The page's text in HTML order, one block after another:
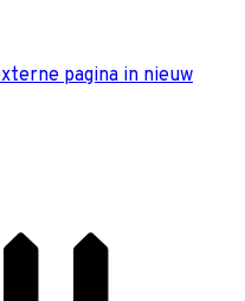
pagina in nieuw